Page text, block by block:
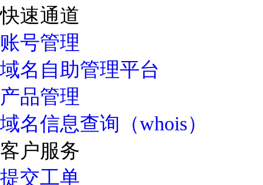
快速通道
账号管理
域名自助管理平台
产品管理
域名信息查询（whois）
客户服务
提交工单